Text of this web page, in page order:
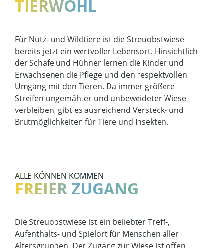
TIERWOHL
Für Nutz- und Wildtiere ist die Streuobstwiese
bereits jetzt ein wertvoller Lebensort. Hinsichtlich
der Schafe und Hühner lernen die Kinder und
Erwachsenen die Pflege und den respektvollen
Umgang mit den Tieren. Da immer größere
Streifen ungemähter und unbeweideter Wiese
verbleiben, gibt es ausreichend Versteck- und
Brutmöglichkeiten für Tiere und Insekten.
ALLE KÖNNEN KOMMEN
FREIER ZUGANG
Die Streuobstwiese ist ein beliebter Treff-,
Aufenthalts- und Spielort für Menschen aller
Altersgruppen. Der Zugang zur Wiese ist offen